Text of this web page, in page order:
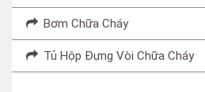
Bơm Chữa Cháy
Tủ Hộp Đựng Vòi Chữa Cháy